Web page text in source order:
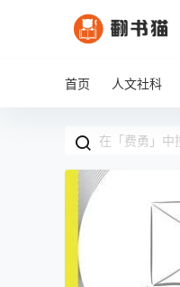
首页 人文社科